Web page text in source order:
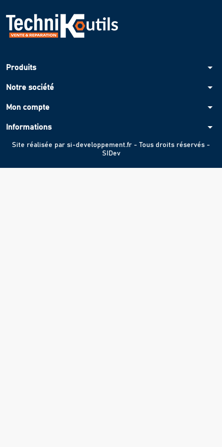
Produits arrow_drop_down
Notre société arrow_drop_down
Mon compte arrow_drop_down
Informations arrow_drop_down
Site réalisée par si-developpement.fr - Tous droits réservés -
SIDev